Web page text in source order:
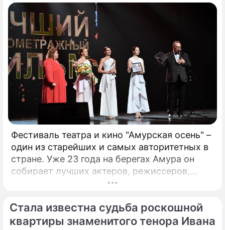
открывать слушателям новые имена
талантливых исполнителей из разных
городов России.
Фестиваль театра и кино "Амурская осень" –
один из старейших и самых авторитетных в
стране. Уже 23 года на берегах Амура он
собирает лучших актеров, режиссеров,
который проходит в Благовещенске, назвал
победителей. Это те ленты и спектакли,
Стала известна судьба роскошной
квартиры знаменитого тенора Ивана